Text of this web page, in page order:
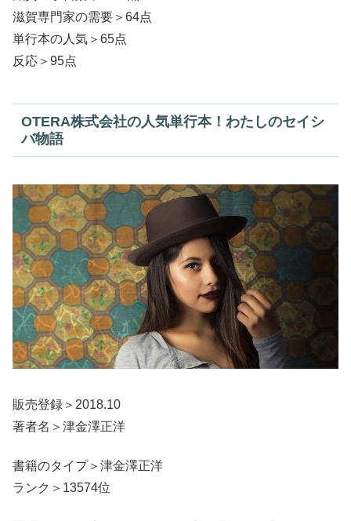
滋賀専門家の需要＞64点
単行本の人気＞65点
反応＞95点
OTERA株式会社の人気単行本！わたしのセイシ
バ物語
販売登録＞2018.10
著者名＞津金澤正洋
書籍のタイプ＞津金澤正洋
ランク＞13574位